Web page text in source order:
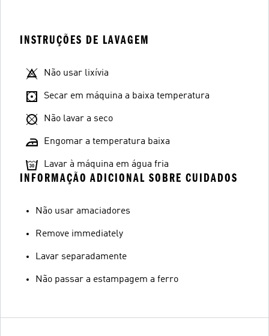
INSTRUÇÕES DE LAVAGEM
Não usar lixívia
Secar em máquina a baixa temperatura
Não lavar a seco
Engomar a temperatura baixa
Lavar à máquina em água fria
INFORMAÇÃO ADICIONAL SOBRE CUIDADOS
Não usar amaciadores
Remove immediately
Lavar separadamente
Não passar a estampagem a ferro